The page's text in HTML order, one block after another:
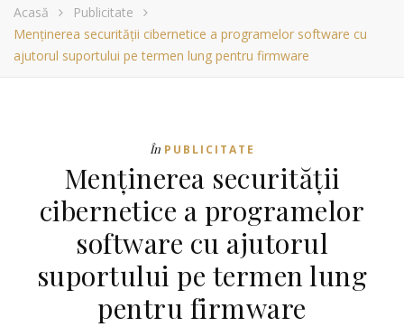
Acasă
Publicitate
Menținerea securității cibernetice a programelor software cu
ajutorul suportului pe termen lung pentru firmware
În PUBLICITATE
Menținerea securității
cibernetice a programelor
software cu ajutorul
suportului pe termen lung
pentru firmware